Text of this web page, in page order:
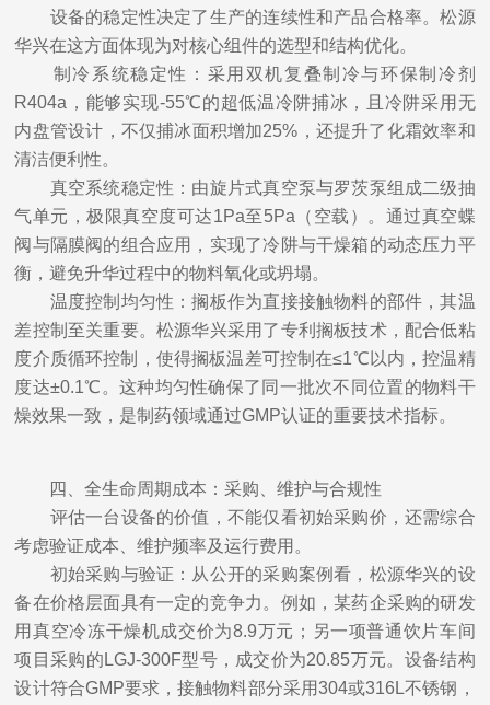
设备的稳定性决定了生产的连续性和产品合格率。松源
华兴在这方面体现为对核心组件的选型和结构优化。
制冷系统稳定性：采用双机复叠制冷与环保制冷剂
R404a，能够实现-55℃的超低温冷阱捕冰，且冷阱采用无
内盘管设计，不仅捕冰面积增加25%，还提升了化霜效率和
清洁便利性。
真空系统稳定性：由旋片式真空泵与罗茨泵组成二级抽
气单元，极限真空度可达1Pa至5Pa（空载）。通过真空蝶
阀与隔膜阀的组合应用，实现了冷阱与干燥箱的动态压力平
衡，避免升华过程中的物料氧化或坍塌。
温度控制均匀性：搁板作为直接接触物料的部件，其温
差控制至关重要。松源华兴采用了专利搁板技术，配合低粘
度介质循环控制，使得搁板温差可控制在≤1℃以内，控温精
度达±0.1℃。这种均匀性确保了同一批次不同位置的物料干
燥效果一致，是制药领域通过GMP认证的重要技术指标。
四、全生命周期成本：采购、维护与合规性
评估一台设备的价值，不能仅看初始采购价，还需综合
考虑验证成本、维护频率及运行费用。
初始采购与验证：从公开的采购案例看，松源华兴的设
备在价格层面具有一定的竞争力。例如，某药企采购的研发
用真空冷冻干燥机成交价为8.9万元；另一项普通饮片车间
项目采购的LGJ-300F型号，成交价为20.85万元。设备结构
设计符合GMP要求，接触物料部分采用304或316L不锈钢，